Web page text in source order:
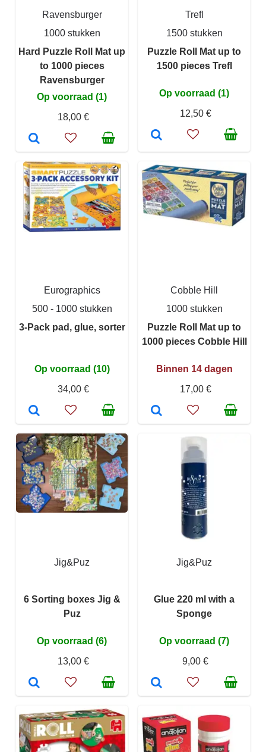
Ravensburger
1000 stukken
Hard Puzzle Roll Mat up
to 1000 pieces
Ravensburger
Op voorraad (1)
18,00 €
Trefl
1500 stukken
Puzzle Roll Mat up to
1500 pieces Trefl
Op voorraad (1)
12,50 €
Eurographics
500 - 1000 stukken
3-Pack pad, glue, sorter
Op voorraad (10)
34,00 €
Cobble Hill
1000 stukken
Puzzle Roll Mat up to
1000 pieces Cobble Hill
Binnen 14 dagen
17,00 €
Jig&Puz
6 Sorting boxes Jig &
Puz
Op voorraad (6)
13,00 €
Jig&Puz
Glue 220 ml with a
Sponge
Op voorraad (7)
9,00 €